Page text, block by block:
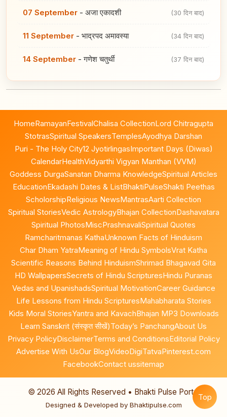
07 September - अजा एकादशी (30 दिन बाद)
11 September - भाद्रपद अमावस्या (34 दिन बाद)
14 September -गणेश चतुर्थी (37 दिन बाद)
HomeRamayanFestivalChalisa CollectionLord Chitragupta
StotrasSpiritual SpeakersTemplesAyodhya Darshan
Puri - The Holy City12 JyotirlingasImportant Days (Diwas)
CalendarHealthVidyarthi Vigyan Manthan (VVM)
Goddess DurgaSanatan Dharma KnowledgeSpiritual Articles
EducationEkadashi Dates & ListBhaktiPulseShakti Peethas
ScholorshipReligious NewsMantrasAarti Collection
Spiritual StoriesVedic AstrologyBhajan CollectionDashavatara
Spiritual PhotosMiscPrashnavaliSpiritual Quotes
Ramcharitmanas KathaUnknown Facts of Hinduism
Char Dham YatraMeaning of Hindu SymbolsVrat Katha
Scientific Reasons Behind HinduismShrimad Bhagavad Gita
HD WallpapersSecrets of Hindu ScripturesHindu Puranas
Vedas and UpanishadsSpiritual MotivationCareer Guidance
Life Lessons from Hindu ScripturesMahabharata Stories
Kids Moral StoriesYantra and KavachBhajan MP3 Downloads
Learn Sanskrit (संस्कृत सीखें)Today’s PanchangAbout Us
Privacy PolicyDisclaimerTerms and ConditionsEditorial Policy
Advertise With UsOur BlogVideoDigiTatvaPinterest.com
FacebookContact ussitemap
© 2026 All Rights Reserved • Bhakti Pulse Portal
Designed & Developed by Bhaktipulse.com
Top